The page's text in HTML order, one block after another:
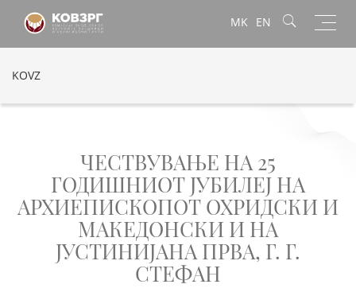
MK EN
KOVZ
ЧЕСТВУВАЊЕ НА 25
ГОДИШНИОТ ЈУБИЛЕЈ НА
АРХИЕПИСКОПОТ ОХРИДСКИ И
МАКЕДОНСКИ И НА
ЈУСТИНИЈАНА ПРВА, Г. Г.
СТЕФАН